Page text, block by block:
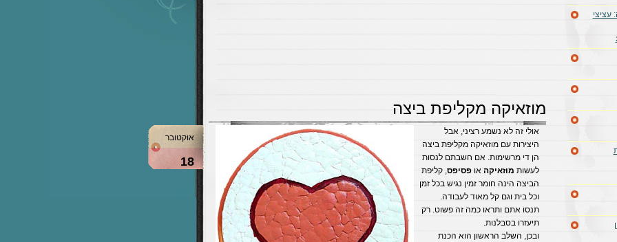
מוזאיקה מקליפת ביצה
אולי זה לא נשמע רציני, אבל
היצירות עם מוזאיקה מקליפת ביצה
הן די מרשימות. אם חשבתם לנסות
לעשות מוזאיקה או פסיפס, קליפת‌
הביצה הינה חומר זמין נגיש בכל זמן
וכל בית וגם קל מאוד לעבודה.
תנסו אתם ותראו כמה זה פשוט. רק
תיעזרו בסבלנות.
ובכן, השלב הראשון הוא הכנת
אוקטובר
18
עציצי